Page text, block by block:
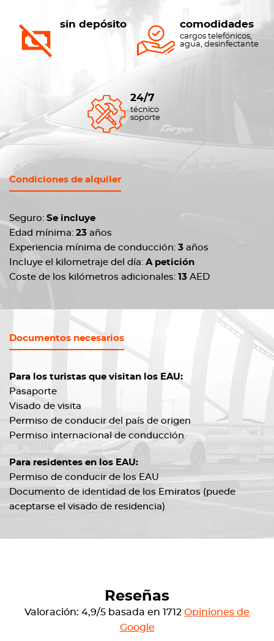
sin depósito comodidades
cargos telefónicos,
agua, desinfectante
24/7
técnico
soporte
Condiciones de alquiler
Seguro: Se incluye
Edad mínima: 23 años
Experiencia mínima de conducción: 3 años
Incluye el kilometraje del día: A petición
Coste de los kilómetros adicionales: 13 AED
Documentos necesarios
Para los turistas que visitan los EAU:
Pasaporte
Visado de visita
Permiso de conducir del país de origen
Permiso internacional de conducción
Para residentes en los EAU:
Permiso de conducir de los EAU
Documento de identidad de los Emiratos (puede
aceptarse el visado de residencia)
Reseñas
Valoración: 4,9/5 basada en 1712 Opiniones de
Google